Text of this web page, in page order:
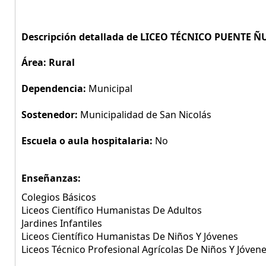
Descripción detallada de LICEO TÉCNICO PUENTE
Área: Rural
Dependencia: Municipal
Sostenedor: Municipalidad de San Nicolás
Escuela o aula hospitalaria: No
Enseñanzas:
Colegios Básicos
Liceos Científico Humanistas De Adultos
Jardines Infantiles
Liceos Científico Humanistas De Niños Y Jóvenes
Liceos Técnico Profesional Agrícolas De Niños Y